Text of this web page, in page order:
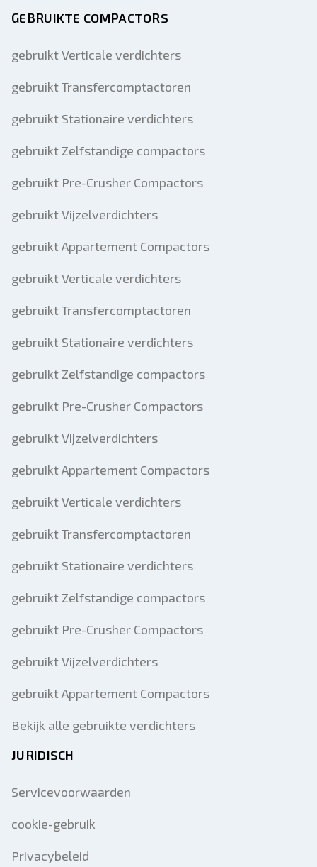
GEBRUIKTE COMPACTORS
gebruikt Verticale verdichters
gebruikt Transfercomptactoren
gebruikt Stationaire verdichters
gebruikt Zelfstandige compactors
gebruikt Pre-Crusher Compactors
gebruikt Vijzelverdichters
gebruikt Appartement Compactors
gebruikt Verticale verdichters
gebruikt Transfercomptactoren
gebruikt Stationaire verdichters
gebruikt Zelfstandige compactors
gebruikt Pre-Crusher Compactors
gebruikt Vijzelverdichters
gebruikt Appartement Compactors
gebruikt Verticale verdichters
gebruikt Transfercomptactoren
gebruikt Stationaire verdichters
gebruikt Zelfstandige compactors
gebruikt Pre-Crusher Compactors
gebruikt Vijzelverdichters
gebruikt Appartement Compactors
Bekijk alle gebruikte verdichters
JURIDISCH
Servicevoorwaarden
cookie-gebruik
Privacybeleid